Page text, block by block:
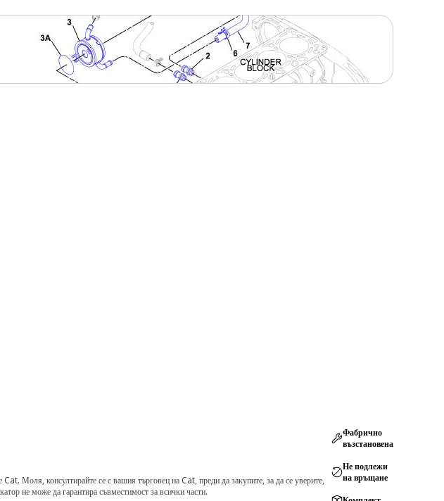
Моля, консултирайте се с вашия търговец на Cat, преди да закупите, за да се уверите,
не може да гарантира съвместимост за всички части.
Фабрично
възстановена
Не подлежи
на връщане